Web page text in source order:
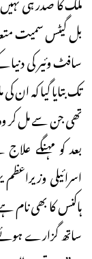
بل گیٹس سمیت
سافٹ وئیر کی
تک بتایا گیا کہ
تھی جن سے مل کر
بعد کو مہنگے
اسرائیلی
ہاکنس کا بھی نام
ساتھ گزارے